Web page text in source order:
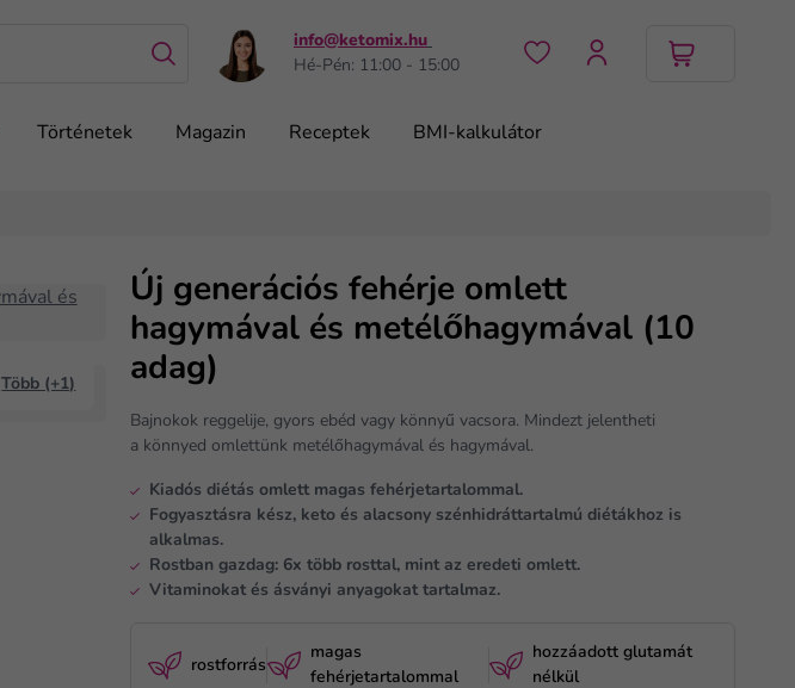
info@ketomix.hu
Hé-Pén: 11:00 - 15:00
Történetek Magazin Receptek BMI-kalkulátor
Több (+1)
Új generációs fehérje omlett
hagymával és metélőhagymával (10
adag)
Bajnokok reggelije, gyors ebéd vagy könnyű vacsora. Mindezt jelentheti
a könnyed omlettünk metélőhagymával és hagymával.
Kiadós diétás omlett magas fehérjetartalommal.
Fogyasztásra kész, keto és alacsony szénhidráttartalmú diétákhoz is
alkalmas.
Rostban gazdag: 6x több rosttal, mint az eredeti omlett.
Vitaminokat és ásványi anyagokat tartalmaz.
rostforrás
magas
fehérjetartalommal
hozzáadott glutamát
nélkül